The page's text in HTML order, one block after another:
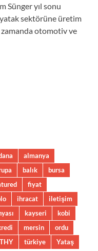
Sünger yıl sonu
sektörüne üretim
zamanda otomotiv ve
almanya
balık
bursa
fiyat
ihracat
iletişim
kayseri
kobi
mersin
ordu
THY türkiye Yataş